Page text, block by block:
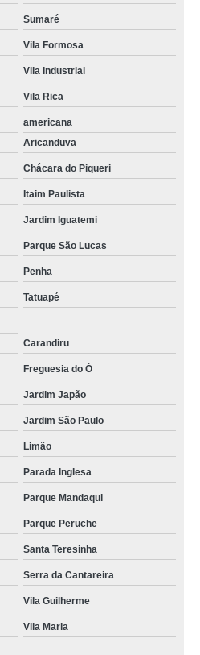
Sumaré
Vila Formosa
Vila Industrial
Vila Rica
americana
Aricanduva
Chácara do Piqueri
Itaim Paulista
Jardim Iguatemi
Parque São Lucas
Penha
Tatuapé
Carandiru
Freguesia do Ó
Jardim Japão
Jardim São Paulo
Limão
Parada Inglesa
Parque Mandaqui
Parque Peruche
Santa Teresinha
Serra da Cantareira
Vila Guilherme
Vila Maria